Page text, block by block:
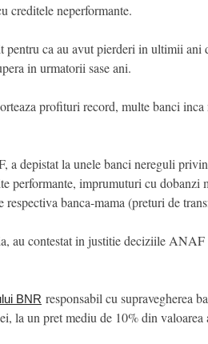
creditele neperformante.
ca au avut pierderi in ultimii ani
in urmatorii sase ani.
profituri record, multe banci
depistat la unele banci nereguli
performante, imprumuturi cu
banca-mama (preturi de
au contestat in justitie deciziile
BNR responsabil cu supravegherea
la un pret mediu de 10% din